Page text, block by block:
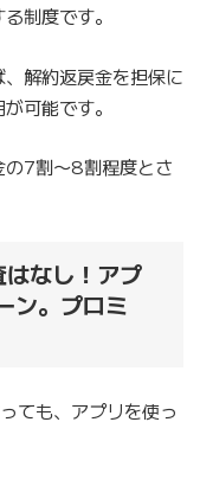
制度です。
解約返戻金を担保に
可能です。
の7割〜8割程度とさ
なし！アプ
ン。プロミ
ても、アプリを使っ